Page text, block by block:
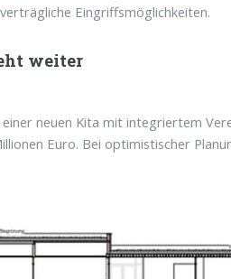
Eingriffsmöglichkeiten.
weiter
neuen Kita mit integriertem
Euro. Bei optimistischer